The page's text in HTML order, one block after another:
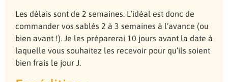
Les délais sont de 2 semaines. L’idéal est donc de
commander vos sablés 2 à 3 semaines à l’avance (ou
bien avant !). Je les préparerai 10 jours avant la date à
laquelle vous souhaitez les recevoir pour qu’ils soient
bien frais le jour J.